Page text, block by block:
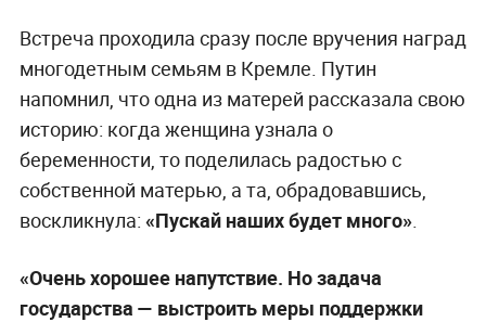
Встреча проходила сразу после вручения наград
многодетным семьям в Кремле. Путин
напомнил, что одна из матерей рассказала свою
историю: когда женщина узнала о
беременности, то поделилась радостью с
собственной матерью, а та, обрадовавшись,
воскликнула: «Пускай наших будет много».
«Очень хорошее напутствие. Но задача
государства — выстроить меры поддержки